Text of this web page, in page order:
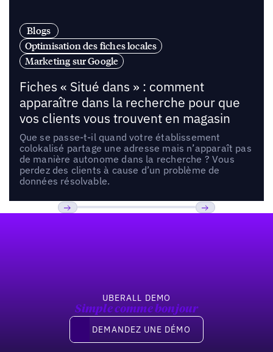
Blogs
Optimisation des fiches locales
Marketing sur Google
Fiches « Situé dans » : comment
apparaître dans la recherche pour que
vos clients vous trouvent en magasin
Que se passe-t-il quand votre établissement
colokalisé partage une adresse mais n’apparaît pas
de manière autonome dans la recherche ? Vous
perdez des clients à cause d’un problème de
données résolvable.
UBERALL DEMO
Simple comme bonjour
Demandez une démo
DEMANDEZ UNE DÉMO